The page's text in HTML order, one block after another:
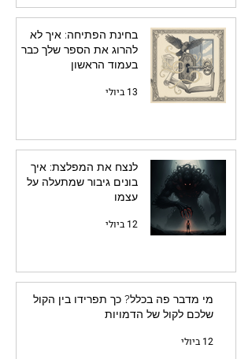
בחינת הפתיחה: איך לא
להרוג את הספר שלך כבר
בעמוד הראשון
13 ביולי
לנצח את המפלצת: איך
בונים גיבור שמתעלה על
עצמו
12 ביולי
מי מדבר פה בכלל? כך תפרידו בין הקול
שלכם לקול של הדמויות
12 ביולי